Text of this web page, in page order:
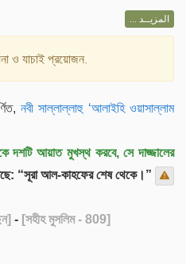
المزيــد ...
ও যাচাই প্রয়োজন.
নবী সাল্লাল্লাহু ‘আলাইহি ওয়াসাল্লাম
দশটি আয়াত মুখস্থ করবে, সে দাজ্জালের
“সূরা আল-কাহফের শেষ থেকে।”
- [সহীহ মুসলিম - 809]